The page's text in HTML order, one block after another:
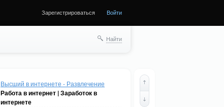
Зарегистрироваться Войти
Найти
Высший в интернете - Развлечение
Работа в интернет | Заработок в
интернете